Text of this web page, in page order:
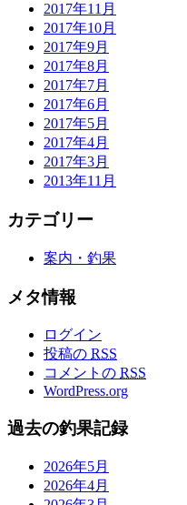
2017年11月
2017年10月
2017年9月
2017年8月
2017年7月
2017年6月
2017年5月
2017年4月
2017年3月
2013年11月
カテゴリー
案内・釣果
メタ情報
ログイン
投稿の RSS
コメントの RSS
WordPress.org
過去の釣果記録
2026年5月
2026年4月